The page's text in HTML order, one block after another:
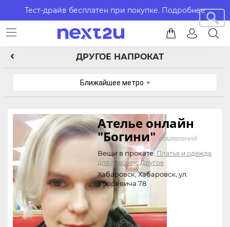
Тест-драйв бесплатен при покупке. Подробнее
ДРУГОЕ НАПРОКАТ
Ближайшее метро
Ателье онлайн
"Богини"объявлений
Вещи в прокате: Платья и одежда
для девочек,Другое
Хабаровск, Хабаровск, ул.
Уборевича 78